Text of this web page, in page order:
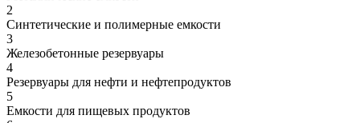
2
Синтетические и полимерные емкости
3
Железобетонные резервуары
4
Резервуары для нефти и нефтепродуктов
5
Емкости для пищевых продуктов